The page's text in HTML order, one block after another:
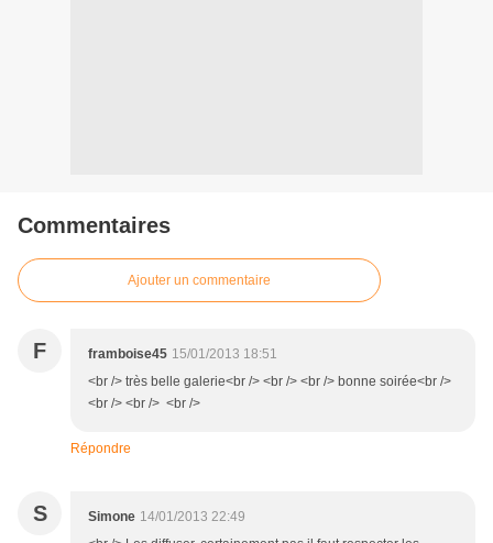
Commentaires
Ajouter un commentaire
F framboise45 15/01/2013 18:51
<br /> très belle galerie<br /> <br /> <br /> bonne soirée<br />
<br /> <br /> <br />
Répondre
S Simone 14/01/2013 22:49